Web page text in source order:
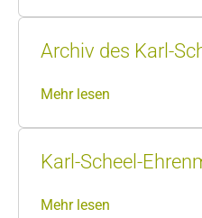
Archiv des Karl-
Mehr lesen
Karl-Scheel-
Mehr lesen